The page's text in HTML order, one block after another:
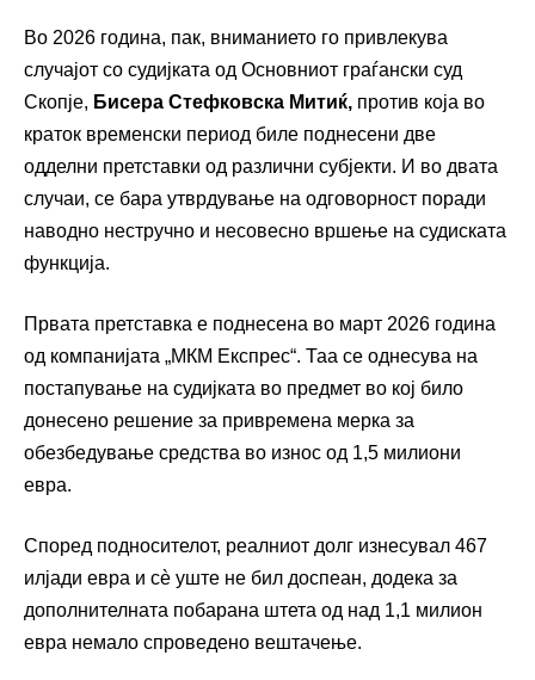
Во 2026 година, пак, вниманието го привлекува
случајот со судијката од Основниот граѓански суд
Скопје, Бисера Стефковска Митиќ, против која во
краток временски период биле поднесени две
одделни претставки од различни субјекти. И во двата
случаи, се бара утврдување на одговорност поради
наводно нестручно и несовесно вршење на судиската
функција.
Првата претставка е поднесена во март 2026 година
од компанијата „МКМ Експрес“. Таа се однесува на
постапување на судијката во предмет во кој било
донесено решение за привремена мерка за
обезбедување средства во износ од 1,5 милиони
евра.
Според подносителот, реалниот долг изнесувал 467
илјади евра и сè уште не бил доспеан, додека за
дополнителната побарана штета од над 1,1 милион
евра немало спроведено вештачење.